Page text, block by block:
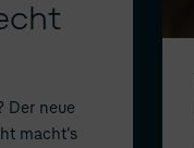
Der neue
macht‘s